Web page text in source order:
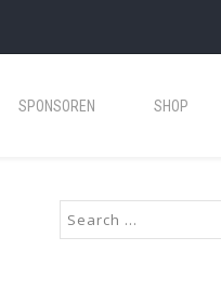
SPONSOREN SHOP